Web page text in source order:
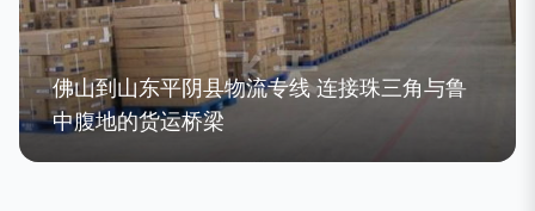
佛山到山东平阴县物流专线 连接珠三角与鲁
中腹地的货运桥梁